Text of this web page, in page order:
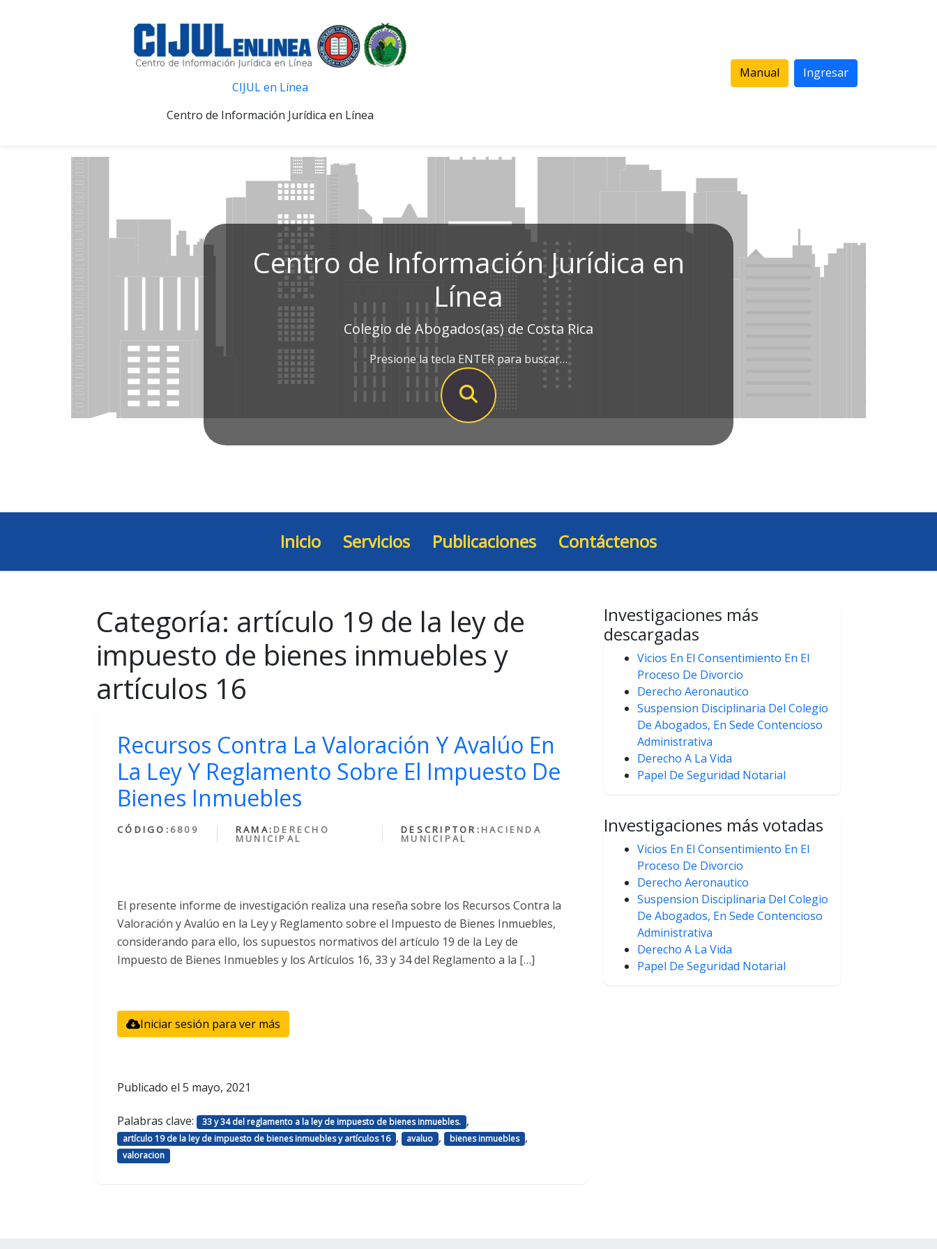
CIJUL en Línea
Centro de Información Jurídica en Línea
Manual Ingresar
Centro de Información Jurídica en
Línea
Colegio de Abogados(as) de Costa Rica
Presione la tecla ENTER para buscar…
Inicio Servicios Publicaciones Contáctenos
Categoría: artículo 19 de la ley de
impuesto de bienes inmuebles y
artículos 16
Recursos Contra La Valoración Y Avalúo En
La Ley Y Reglamento Sobre El Impuesto De
Bienes Inmuebles
CÓDIGO: 6809 RAMA: DERECHO
MUNICIPAL
DESCRIPTOR: HACIENDA
MUNICIPAL
El presente informe de investigación realiza una reseña sobre los Recursos Contra la
Valoración y Avalúo en la Ley y Reglamento sobre el Impuesto de Bienes Inmuebles,
considerando para ello, los supuestos normativos del artículo 19 de la Ley de
Impuesto de Bienes Inmuebles y los Artículos 16, 33 y 34 del Reglamento a la […]
Iniciar sesión para ver más
Publicado el 5 mayo, 2021
Palabras clave: 33 y 34 del reglamento a la ley de impuesto de bienes inmuebles. ,
artículo 19 de la ley de impuesto de bienes inmuebles y artículos 16 , avaluo , bienes inmuebles ,
valoracion
Investigaciones más
descargadas
Vicios En El Consentimiento En El
Proceso De Divorcio
Derecho Aeronautico
Suspension Disciplinaria Del Colegio
De Abogados, En Sede Contencioso
Administrativa
Derecho A La Vida
Papel De Seguridad Notarial
Investigaciones más votadas
Vicios En El Consentimiento En El
Proceso De Divorcio
Derecho Aeronautico
Suspension Disciplinaria Del Colegio
De Abogados, En Sede Contencioso
Administrativa
Derecho A La Vida
Papel De Seguridad Notarial